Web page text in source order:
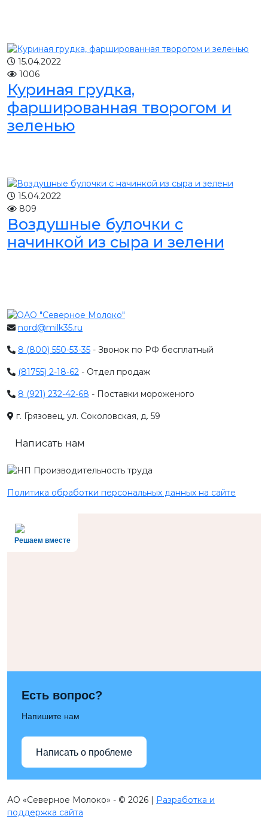
15.04.2022
1006
Куриная грудка,
фаршированная творогом и
зеленью
15.04.2022
809
Воздушные булочки с
начинкой из сыра и зелени
nord@milk35.ru
8 (800) 550-53-35 - Звонок по РФ бесплатный
(81755) 2-18-62 - Отдел продаж
8 (921) 232-42-68 - Поставки мороженого
г. Грязовец, ул. Соколовская, д. 59
Написать нам
Политика обработки персональных данных на сайте
Решаем вместе
Есть вопрос?
Напишите нам
Написать о проблеме
АО «Северное Молоко» - © 2026 |
Разработка и
поддержка сайта